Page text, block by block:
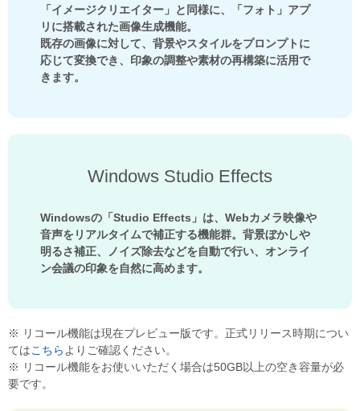
「イメージクリエイター」と同様に、「フォト」アプ
リに搭載された画像生成機能。
既存の画像に対して、背景やスタイルをプロンプトに
応じて変換でき、印象の調整や素材の再構築に活用で
きます。
Windows Studio Effects
Windowsの「Studio Effects」は、Webカメラ映像や
音声をリアルタイムで補正する機能群。背景ぼかしや
明るさ補正、ノイズ除去などを自動で行い、オンライ
ン会議の印象を自然に高めます。
※ リコール機能は現在プレビュー版です。正式リリース時期につい
てはこちら よりご確認ください。
※ リコール機能をお使いいただく場合は50GB以上の空き容量が必
要です。